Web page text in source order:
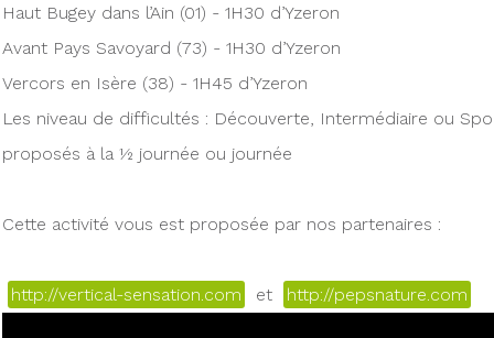
Haut Bugey dans l’Ain (01) - 1H30 d’Yzeron
Avant Pays Savoyard (73) - 1H30 d’Yzeron
Vercors en Isère (38) - 1H45 d’Yzeron
Les niveau de difficultés : Découverte, Intermédiaire ou
proposés à la ½ journée ou journée
Cette activité vous est proposée par nos partenaires :
http://vertical-sensation.com et http://pepsnature.com